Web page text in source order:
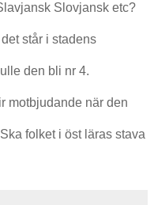
Slovjansk etc?
står i stadens
den bli nr 4.
motbjudande när den
folket i öst läras stava